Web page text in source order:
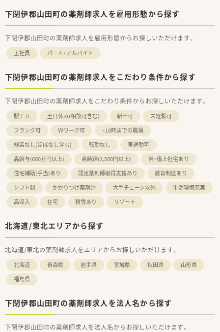
下閉伊郡山田町の薬剤師求人を雇用形態から探す
下閉伊郡山田町の薬剤師求人を雇用形態からお探しいただけます。
正社員 パート・アルバイト
下閉伊郡山田町の薬剤師求人をこだわり条件から探す
下閉伊郡山田町の薬剤師求人をこだわり条件からお探しいただけます。
駅チカ 土日休み(相談可含む) 新卒可
未経験可
ブランク可
Ｗワーク可
~18時までの職場
残業なし(ほぼなし含む)
転勤なし
車通勤可
高給与(600万円以上)
高時給(2,500円以上)
寮・借上社宅あり
住宅補助(手当)あり
認定薬剤師取得支援あり
教育制度あり
シフト制
かかりつけ薬剤師 大手チェーン以外
生活環境充実
高収入
在宅 積雪あり リゾート
北海道/東北エリアから探す
北海道/東北の薬剤師求人をエリアからお探しいただけます。
北海道 青森県 岩手県 宮城県 秋田県
山形県
福島県
下閉伊郡山田町の薬剤師求人を法人名から探す
下閉伊郡山田町の薬剤師求人を法人名からお探しいただけます。